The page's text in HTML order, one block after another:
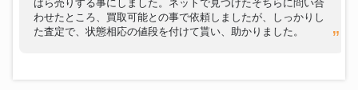
ばら売りする事にしました。ネットで見つけたそちらに問い合
わせたところ、買取可能との事で依頼しましたが、しっかりし
た査定で、状態相応の値段を付けて貰い、助かりました。